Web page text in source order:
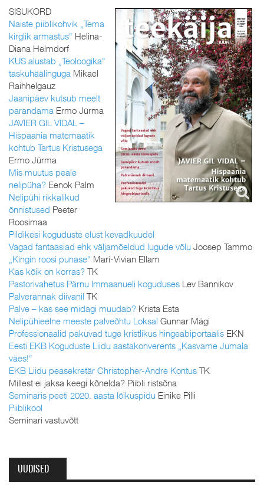
SISUKORD
Naiste piiblikohvik „Tema
kirglik armastus“ Helina-
Diana Helmdorf
KUS alustab „Teoloogika“
taskuhäälinguga Mikael
Raihhelgauz
Jaanipäev kutsub meelt
parandama Ermo Jürma
JAVIER GIL VIDAL –
Hispaania matemaatik
kohtub Tartus Kristusega
Ermo Jürma
Mis muutus peale
nelipüha? Eenok Palm
Nelipühi rikkalikud
õnnistused Peeter
Roosimaa
Pildikesi koguduste elust kevadkuudel
Vagad fantaasiad ehk väljamõeldud lugude võlu Joosep Tammo
„Kingin roosi punase“ Mari-Vivian Ellam
Kas kõik on korras? TK
Pastorivahetus Pärnu Immaanueli koguduses Lev Bannikov
Palverännak diivanil TK
Palve – kas see midagi muudab? Krista Esta
Nelipühieelne meeste palveõhtu Loksal Gunnar Mägi
Professionaalid pakuvad tuge kristlikus hingeabiportaalis EKN
Eesti EKB Koguduste Liidu aastakonverents „Kasvame Jumala
väes!“
EKB Liidu peasekretär Christopher-Andre Kontus TK
Millest ei jaksa keegi kõnelda? Piibli ristsõna
Seminaris peeti 2020. aasta lõikuspidu Einike Pilli
Piiblikool
Seminari vastuvõtt
UUDISED